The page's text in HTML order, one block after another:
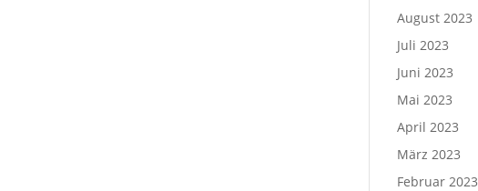
August 2023
Juli 2023
Juni 2023
Mai 2023
April 2023
März 2023
Februar 2023